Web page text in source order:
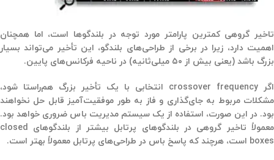
تاخیر گروهی کمترین پارامتر مورد توجه در بلندگوها است، اما همچنان
اهمیت دارد، زیرا در برخی از طراحی‌های بلندگو، این تأخیر می‌تواند بسیار
بزرگ باشد (یعنی بیش از ۵۰ میلی‌ثانیه) در ناحیه فرکانس‌های پایین.
اگر crossover frequency انتخابی با یک تأخیر بزرگ هم‌راستا شود،
مشکلات مربوط به جای‌گذاری و فاز به طور موفقیت‌آمیز قابل حل نخواهند
بود. در این صورت، استفاده از یک سیستم مدیریت باس ضروری خواهد بود.
معمولاً تاخیر گروهی در بلندگوهای پرتابل بیشتر از بلندگوهای closed
boxes است، هرچند که پاسخ باس در طراحی‌های پرتابل معمولاً بهتر است.